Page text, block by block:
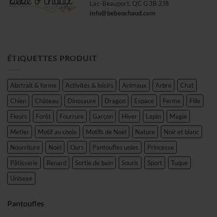
Lac-Beauport, QC G3B 2J8
info@bebeochaud.com
ÉTIQUETTES PRODUIT
Abstrait & forme Activités & loisirs Animaux Arbre
Chat
Chien
Château Dinosaure Dragon Espace Ferme
Fille
Fleurs
Forêt Fourrure Garçon Hiver Lapin
Magie
Metier
Motif au choix Motifs de Noël Nature
Noir et blanc
Nourriture
Noël Ours Pantoufles unies
Princesse
Pâtisserie
Renard Sortie de bain Souris Sport
Tuque
Unisexe
Pantoufles